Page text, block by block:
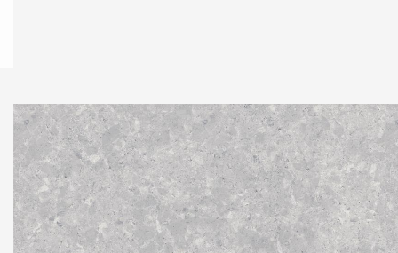
Onde comprar